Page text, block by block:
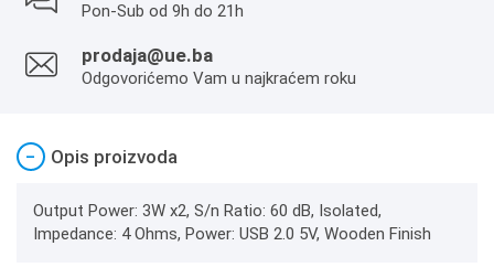
Pon-Sub od 9h do 21h
prodaja@ue.ba
Odgovorićemo Vam u najkraćem roku
− Opis proizvoda
Output Power: 3W x2, S/n Ratio: 60 dB, Isolated,
Impedance: 4 Ohms, Power: USB 2.0 5V, Wooden Finish